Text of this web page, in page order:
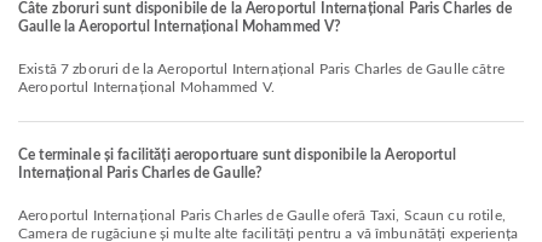
Câte zboruri sunt disponibile de la Aeroportul Internațional Paris Charles de
Gaulle la Aeroportul Internațional Mohammed V?
Există 7 zboruri de la Aeroportul Internațional Paris Charles de Gaulle către
Aeroportul Internațional Mohammed V.
Ce terminale și facilități aeroportuare sunt disponibile la Aeroportul
Internațional Paris Charles de Gaulle?
Aeroportul Internațional Paris Charles de Gaulle oferă Taxi, Scaun cu rotile,
Camera de rugăciune și multe alte facilități pentru a vă îmbunătăți experiența